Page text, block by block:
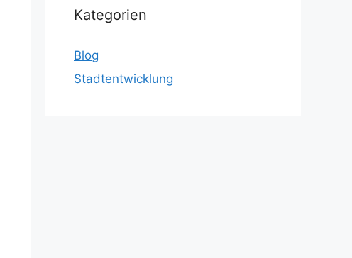
Kategorien
Blog
Stadtentwicklung